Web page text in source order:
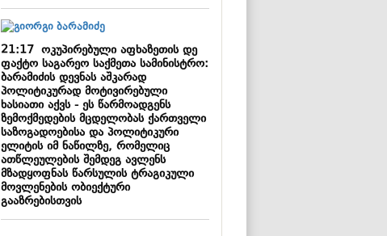
21:17ოკუპირებული აფხაზეთის დე
ფაქტო საგარეო საქმეთა სამინისტრო:
ბარამიძის დევნას აშკარად
პოლიტიკურად მოტივირებული
ხასიათი აქვს - ეს წარმოადგენს
ზემოქმედების მცდელობას ქართველი
საზოგადოებისა და პოლიტიკური
ელიტის იმ ნაწილზე, რომელიც
ათწლეულების შემდეგ ავლენს
მზადყოფნას წარსულის ტრაგიკული
მოვლენების ობიექტური
გააზრებისთვის